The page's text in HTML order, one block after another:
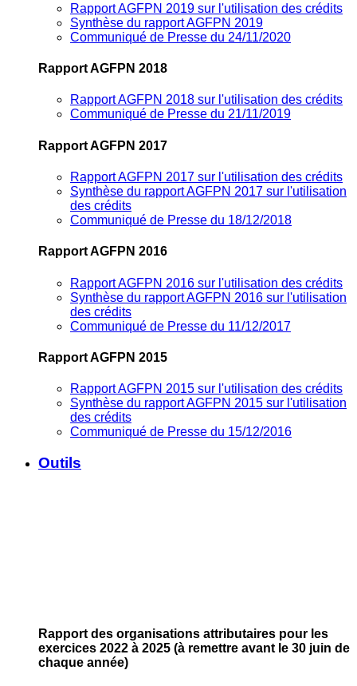
Rapport AGFPN 2019 sur l'utilisation des crédits
Synthèse du rapport AGFPN 2019
Communiqué de Presse du 24/11/2020
Rapport AGFPN 2018
Rapport AGFPN 2018 sur l'utilisation des crédits
Communiqué de Presse du 21/11/2019
Rapport AGFPN 2017
Rapport AGFPN 2017 sur l'utilisation des crédits
Synthèse du rapport AGFPN 2017 sur l'utilisation
des crédits
Communiqué de Presse du 18/12/2018
Rapport AGFPN 2016
Rapport AGFPN 2016 sur l'utilisation des crédits
Synthèse du rapport AGFPN 2016 sur l'utilisation
des crédits
Communiqué de Presse du 11/12/2017
Rapport AGFPN 2015
Rapport AGFPN 2015 sur l'utilisation des crédits
Synthèse du rapport AGFPN 2015 sur l'utilisation
des crédits
Communiqué de Presse du 15/12/2016
Outils
Rapport des organisations attributaires pour les
exercices 2022 à 2025 (à remettre avant le 30 juin de
chaque année)